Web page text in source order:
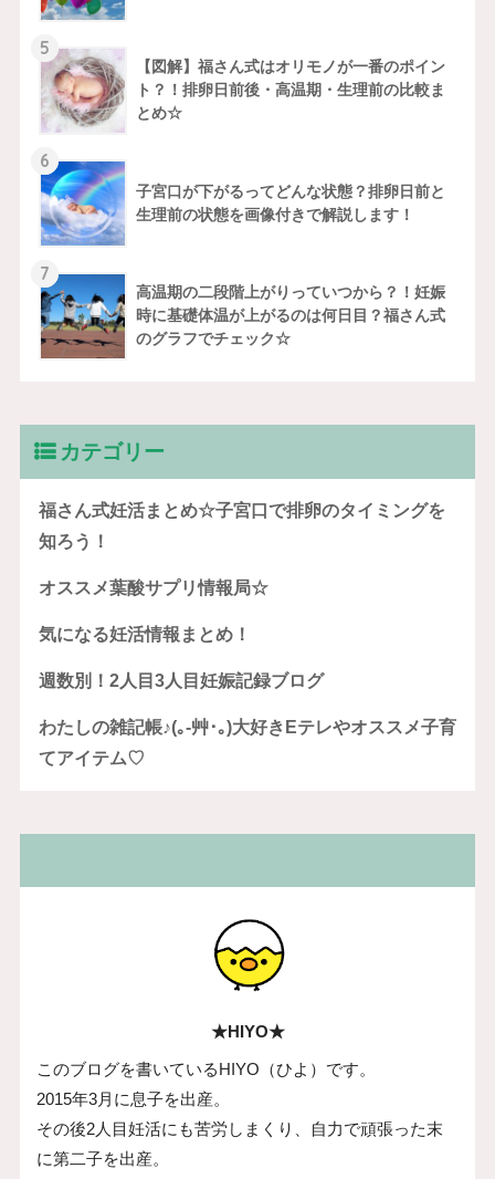
5
【図解】福さん式はオリモノが一番のポイン
ト？！排卵日前後・高温期・生理前の比較ま
とめ☆
6
子宮口が下がるってどんな状態？排卵日前と
生理前の状態を画像付きで解説します！
7
高温期の二段階上がりっていつから？！妊娠
時に基礎体温が上がるのは何日目？福さん式
のグラフでチェック☆
カテゴリー
福さん式妊活まとめ☆子宮口で排卵のタイミングを
知ろう！
オススメ葉酸サプリ情報局☆
気になる妊活情報まとめ！
週数別！2人目3人目妊娠記録ブログ
わたしの雑記帳♪(｡-艸･｡)大好きEテレやオススメ子育
てアイテム♡
★HIYO★
このブログを書いているHIYO（ひよ）です。
2015年3月に息子を出産。
その後2人目妊活にも苦労しまくり、自力で頑張った末
に第二子を出産。